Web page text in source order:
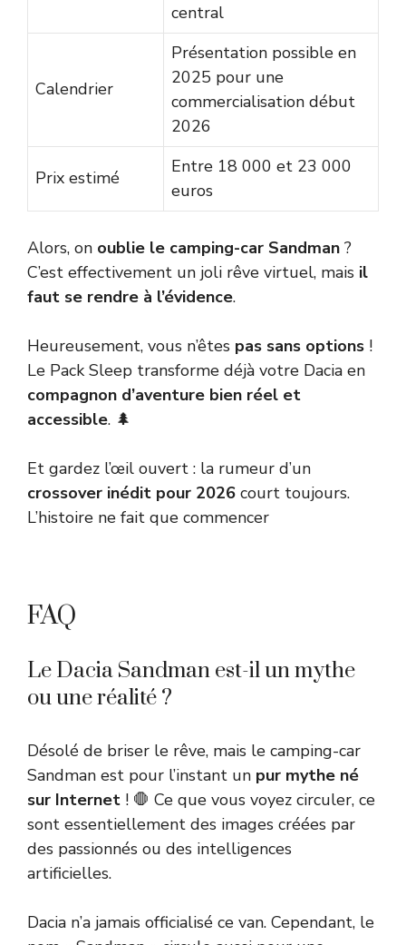
central
Calendrier
Présentation possible en
2025 pour une
commercialisation début
2026
Prix estimé
Entre 18 000 et 23 000
euros
Alors, on oublie le camping-car Sandman ?
C’est effectivement un joli rêve virtuel, mais il
faut se rendre à l’évidence.
Heureusement, vous n’êtes pas sans options !
Le Pack Sleep transforme déjà votre Dacia en
compagnon d’aventure bien réel et
accessible. 🌲
Et gardez l’œil ouvert : la rumeur d’un
crossover inédit pour 2026 court toujours.
L’histoire ne fait que commencer
FAQ
Le Dacia Sandman est-il un mythe
ou une réalité ?
Désolé de briser le rêve, mais le camping-car
Sandman est pour l’instant un pur mythe né
sur Internet ! 🛑 Ce que vous voyez circuler, ce
sont essentiellement des images créées par
des passionnés ou des intelligences
artificielles.
Dacia n’a jamais officialisé ce van. Cependant, le